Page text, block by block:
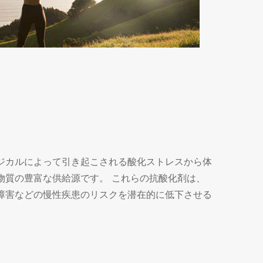
ルによって引き起こされる酸化ストレスから体
の豊富な供給源です。 これらの抗酸化剤は、
などの慢性疾患のリスクを潜在的に低下させる